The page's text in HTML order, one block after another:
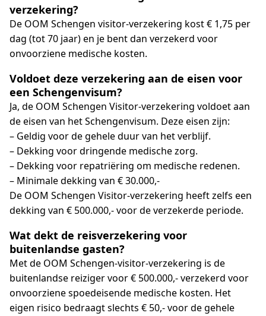
verzekering?
De OOM Schengen visitor-verzekering kost € 1,75 per
dag (tot 70 jaar) en je bent dan verzekerd voor
onvoorziene medische kosten.
Voldoet deze verzekering aan de eisen voor
een Schengenvisum?
Ja, de OOM Schengen Visitor-verzekering voldoet aan
de eisen van het Schengenvisum. Deze eisen zijn:
– Geldig voor de gehele duur van het verblijf.
– Dekking voor dringende medische zorg.
– Dekking voor repatriëring om medische redenen.
– Minimale dekking van € 30.000,-
De OOM Schengen Visitor-verzekering heeft zelfs een
dekking van € 500.000,- voor de verzekerde periode.
Wat dekt de reisverzekering voor
buitenlandse gasten?
Met de OOM Schengen-visitor-verzekering is de
buitenlandse reiziger voor € 500.000,- verzekerd voor
onvoorziene spoedeisende medische kosten. Het
eigen risico bedraagt slechts € 50,- voor de gehele